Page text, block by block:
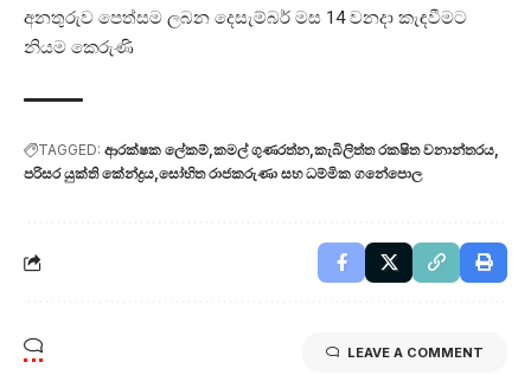
අනතුරුව පෙත්සම ලබන දෙසැම්බර් මස 14 වනදා කැඳවීමට
නියම කෙරුණි
TAGGED: ආරක්ෂක ලේකම් කමල් ගුණරත්න කැබිලිත්ත රකෂිත වනාන්තරය
පරිසර යුක්ති කේන්ද්‍රය සෝභිත රාජකරුණා සහ ධම්මික ගනේපොල
LEAVE A COMMENT